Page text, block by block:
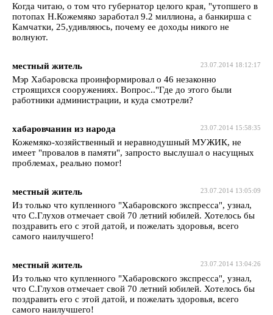
Когда читаю, о том что губернатор целого края, "утопшего в
потопах Н.Кожемяко заработал 9.2 миллиона, а банкирша с
Камчатки, 25,удивляюсь, почему ее доходы никого не
волнуют.
23.07.2014 18:12:17
местный житель
Мэр Хабаровска проинформировал о 46 незаконно
строящихся сооружениях. Вопрос.."Где до этого были
работники администрации, и куда смотрели?
23.07.2014 15:58:35
хабаровчанин из народа
Кожемяко-хозяйственный и неравнодушный МУЖИК, не
имеет "провалов в памяти", запросто выслушал о насущных
проблемах, реально помог!
23.07.2014 13:05:09
местный житель
Из только что купленного "Хабаровского экспресса", узнал,
что С.Глухов отмечает свой 70 летний юбилей. Хотелось бы
поздравить его с этой датой, и пожелать здоровья, всего
самого наилучшего!
23.07.2014 13:04:26
местный житель
Из только что купленного "Хабаровского экспресса", узнал,
что С.Глухов отмечает свой 70 летний юбилей. Хотелось бы
поздравить его с этой датой, и пожелать здоровья, всего
самого наилучшего!